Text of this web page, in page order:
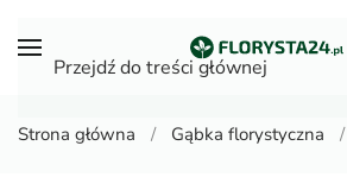
Przejdź do treści głównej
Strona główna Gąbka florystyczna